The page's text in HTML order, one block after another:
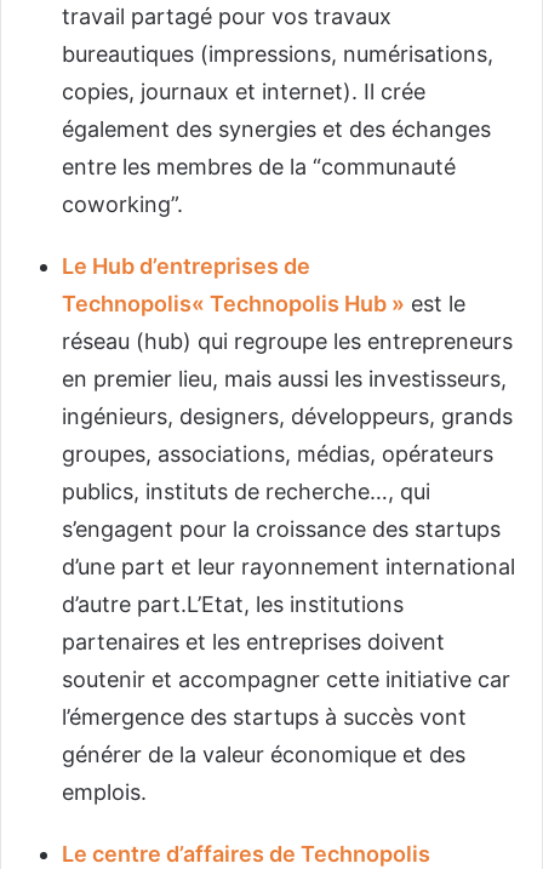
travail partagé pour vos travaux
bureautiques (impressions, numérisations,
copies, journaux et internet). Il crée
également des synergies et des échanges
entre les membres de la “communauté
coworking”.
Le Hub d’entreprises de
Technopolis« Technopolis Hub » est le
réseau (hub) qui regroupe les entrepreneurs
en premier lieu, mais aussi les investisseurs,
ingénieurs, designers, développeurs, grands
groupes, associations, médias, opérateurs
publics, instituts de recherche…, qui
s’engagent pour la croissance des startups
d’une part et leur rayonnement international
d’autre part.L’Etat, les institutions
partenaires et les entreprises doivent
soutenir et accompagner cette initiative car
l’émergence des startups à succès vont
générer de la valeur économique et des
emplois.
Le centre d’affaires de Technopolis